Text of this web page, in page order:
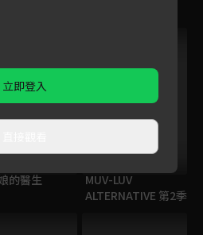
的醫生
MUV-LUV
ALTERNATIVE 第2季
立即登入